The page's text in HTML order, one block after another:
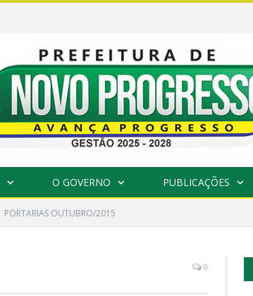
O GOVERNO PUBLICAÇÕES
PORTARIAS OUTUBRO/2015
0